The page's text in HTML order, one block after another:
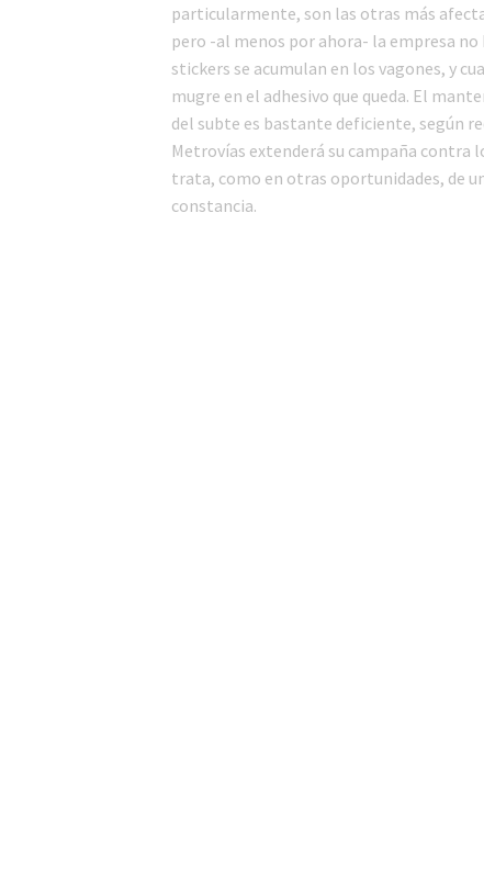
particularmente, son las otras más
pero -al menos por ahora- la empresa no
stickers se acumulan en los vagones, y
mugre en el adhesivo que queda. El
del subte es bastante deficiente, según
Metrovías extenderá su campaña contra
trata, como en otras oportunidades, de
constancia.